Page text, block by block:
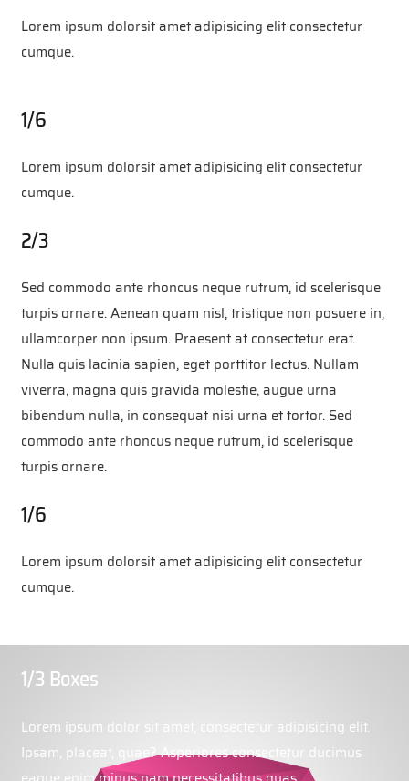
Lorem ipsum dolorsit amet adipisicing elit consectetur
cumque.
1/6
Lorem ipsum dolorsit amet adipisicing elit consectetur
cumque.
2/3
Sed commodo ante rhoncus neque rutrum, id scelerisque
turpis ornare. Aenean quam nisl, tristique non posuere in,
ullamcorper non ipsum. Praesent at consectetur erat.
Nulla quis lacinia sapien, eget porttitor lectus. Nullam
viverra, magna quis gravida molestie, augue urna
bibendum nulla, in consequat nisi urna et tortor. Sed
commodo ante rhoncus neque rutrum, id scelerisque
turpis ornare.
1/6
Lorem ipsum dolorsit amet adipisicing elit consectetur
cumque.
1/3 Boxes
Lorem ipsum dolor sit amet, consectetur adipisicing elit.
Ipsam, placeat, quae? Asperiores consectetur ducimus